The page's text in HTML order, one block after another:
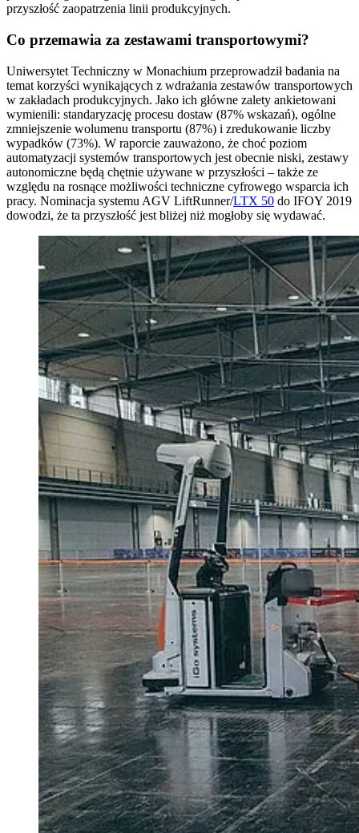
przyszłość zaopatrzenia linii produkcyjnych.
Co przemawia za zestawami transportowymi?
Uniwersytet Techniczny w Monachium przeprowadził badania na
temat korzyści wynikających z wdrażania zestawów transportowych
w zakładach produkcyjnych. Jako ich główne zalety ankietowani
wymienili: standaryzację procesu dostaw (87% wskazań), ogólne
zmniejszenie wolumenu transportu (87%) i zredukowanie liczby
wypadków (73%). W raporcie zauważono, że choć poziom
automatyzacji systemów transportowych jest obecnie niski, zestawy
autonomiczne będą chętnie używane w przyszłości – także ze
względu na rosnące możliwości techniczne cyfrowego wsparcia ich
pracy. Nominacja systemu AGV LiftRunner/LTX 50 do IFOY 2019
dowodzi, że ta przyszłość jest bliżej niż mogłoby się wydawać.